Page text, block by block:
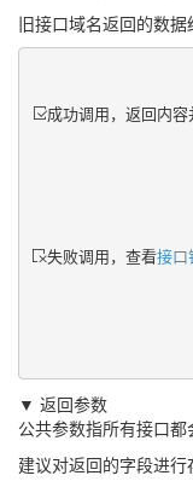
旧接口域名返回的数
成功调用，返回内容
失败调用，查看接口
▼ 返回参数
公共参数指所有接口
建议对返回的字段进